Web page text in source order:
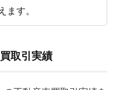
ます。
取引実績